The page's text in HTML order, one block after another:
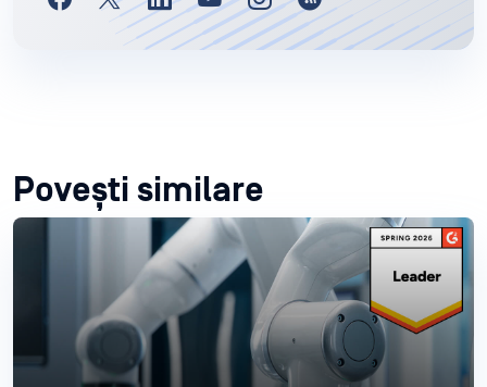
Povești similare